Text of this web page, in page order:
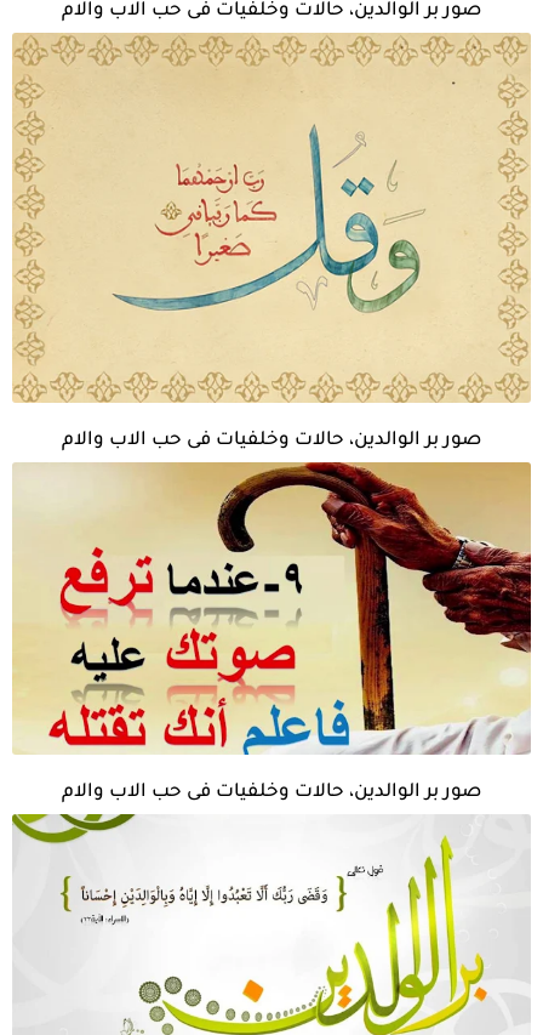
صور بر الوالدين، حالات وخلفيات فى حب الاب والام
صور بر الوالدين، حالات وخلفيات فى حب الاب والام
صور بر الوالدين، حالات وخلفيات فى حب الاب والام